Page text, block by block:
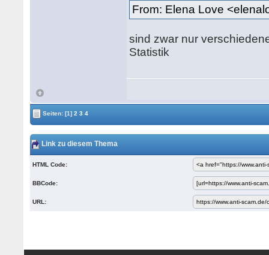
From: Elena Love
sind zwar nur
Statistik
Seiten:[1] 2 3 4
Link zu diesem Thema
HTML Code:
BBCode:
URL: